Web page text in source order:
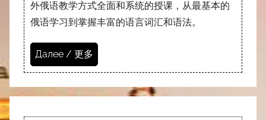
外俄语教学方式全面和系统的授课，从最基本的
俄语学习到掌握丰富的语言词汇和语法。
Далее / 更多